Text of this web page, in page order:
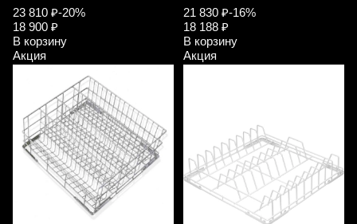
23 810 ₽-20%
18 900 ₽
В корзину
Акция
21 830 ₽-16%
18 188 ₽
В корзину
Акция